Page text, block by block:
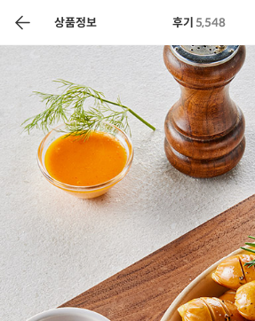
상품정보 후기 5,548
인 농축산물할인 찬들마루 주문/배송 고객